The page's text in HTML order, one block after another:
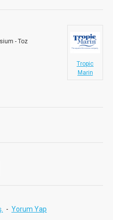
- Yorum Yap
- Toz
Tropic
Marin